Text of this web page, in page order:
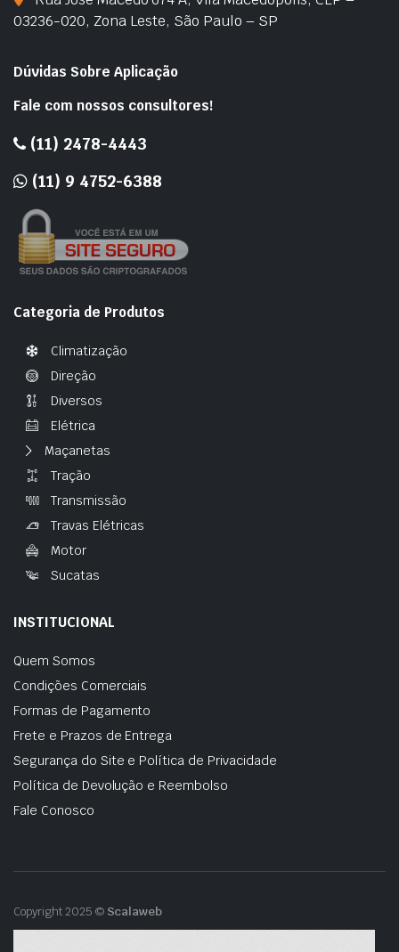
03236-020, Zona Leste, São Paulo – SP
Dúvidas Sobre Aplicação
Fale com nossos consultores!
(11) 2478-4443
(11) 9 4752-6388
Categoria de Produtos
Climatização
Direção
Diversos
Elétrica
Maçanetas
Tração
Transmissão
Travas Elétricas
Motor
Sucatas
INSTITUCIONAL
Quem Somos
Condições Comerciais
Formas de Pagamento
Frete e Prazos de Entrega
Segurança do Site e Política de Privacidade
Política de Devolução e Reembolso
Fale Conosco
Copyright 2025 © Scalaweb